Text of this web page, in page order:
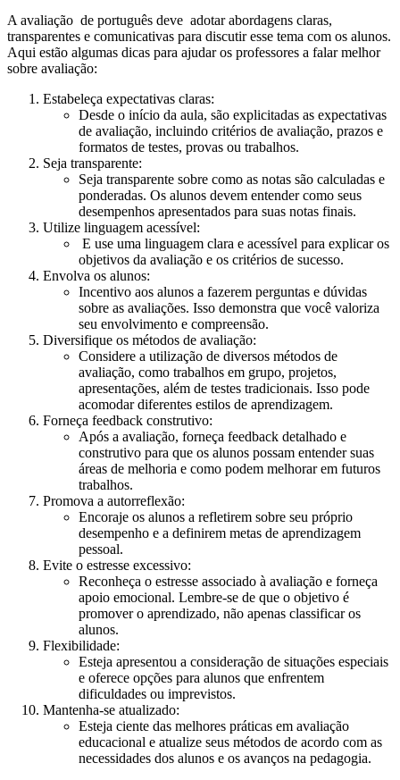
A avaliação de português deve adotar abordagens claras,
transparentes e comunicativas para discutir esse tema com os alunos.
Aqui estão algumas dicas para ajudar os professores a falar melhor
sobre avaliação:
Estabeleça expectativas claras:
Desde o início da aula, são explicitadas as expectativas
de avaliação, incluindo critérios de avaliação, prazos e
formatos de testes, provas ou trabalhos.
Seja transparente:
Seja transparente sobre como as notas são calculadas e
ponderadas. Os alunos devem entender como seus
desempenhos apresentados para suas notas finais.
Utilize linguagem acessível:
E use uma linguagem clara e acessível para explicar os
objetivos da avaliação e os critérios de sucesso.
Envolva os alunos:
Incentivo aos alunos a fazerem perguntas e dúvidas
sobre as avaliações. Isso demonstra que você valoriza
seu envolvimento e compreensão.
Diversifique os métodos de avaliação:
Considere a utilização de diversos métodos de
avaliação, como trabalhos em grupo, projetos,
apresentações, além de testes tradicionais. Isso pode
acomodar diferentes estilos de aprendizagem.
Forneça feedback construtivo:
Após a avaliação, forneça feedback detalhado e
construtivo para que os alunos possam entender suas
áreas de melhoria e como podem melhorar em futuros
trabalhos.
Promova a autorreflexão:
Encoraje os alunos a refletirem sobre seu próprio
desempenho e a definirem metas de aprendizagem
pessoal.
Evite o estresse excessivo:
Reconheça o estresse associado à avaliação e forneça
apoio emocional. Lembre-se de que o objetivo é
promover o aprendizado, não apenas classificar os
alunos.
Flexibilidade:
Esteja apresentou a consideração de situações especiais
e oferece opções para alunos que enfrentem
dificuldades ou imprevistos.
Mantenha-se atualizado:
Esteja ciente das melhores práticas em avaliação
educacional e atualize seus métodos de acordo com as
necessidades dos alunos e os avanços na pedagogia.